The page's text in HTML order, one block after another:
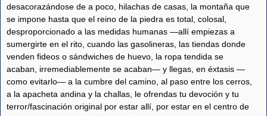
desacorazándose de a poco, hilachas de casas, la montaña que
se impone hasta que el reino de la piedra es total, colosal,
desproporcionado a las medidas humanas —allí empiezas a
sumergirte en el rito, cuando las gasolineras, las tiendas donde
venden fideos o sándwiches de huevo, la ropa tendida se
acaban, irremediablemente se acaban— y llegas, en éxtasis —
como evitarlo— a la cumbre del camino, al paso entre los cerros,
a la apacheta andina y la challas, le ofrendas tu devoción y tu
terror/fascinación original por estar allí, por estar en el centro de